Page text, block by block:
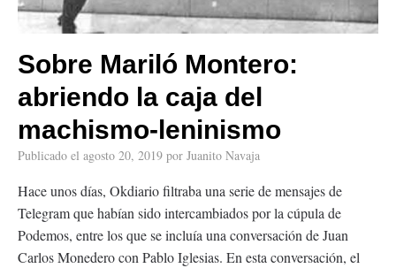
Sobre Mariló Montero:
abriendo la caja del
machismo-leninismo
Publicado el agosto 20, 2019 por Juanito Navaja
Hace unos días, Okdiario filtraba una serie de mensajes de
Telegram que habían sido intercambiados por la cúpula de
Podemos, entre los que se incluía una conversación de Juan
Carlos Monedero con Pablo Iglesias. En esta conversación, el